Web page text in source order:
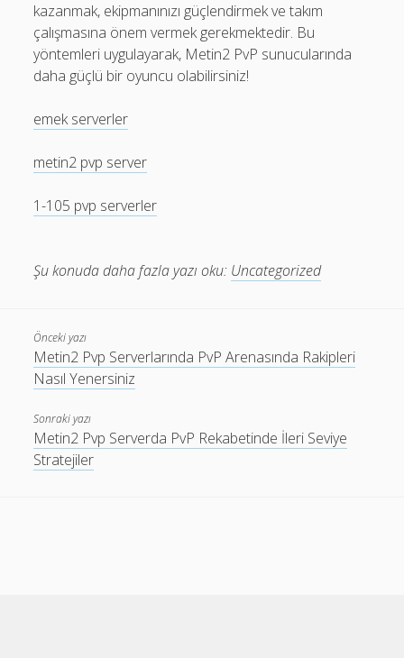
kazanmak, ekipmanınızı güçlendirmek ve takım
çalışmasına önem vermek gerekmektedir. Bu
yöntemleri uygulayarak, Metin2 PvP sunucularında
daha güçlü bir oyuncu olabilirsiniz!
emek serverler
metin2 pvp server
1-105 pvp serverler
Şu konuda daha fazla yazı oku: Uncategorized
Önceki yazı
Metin2 Pvp Serverlarında PvP Arenasında Rakipleri
Nasıl Yenersiniz
Sonraki yazı
Metin2 Pvp Serverda PvP Rekabetinde İleri Seviye
Stratejiler